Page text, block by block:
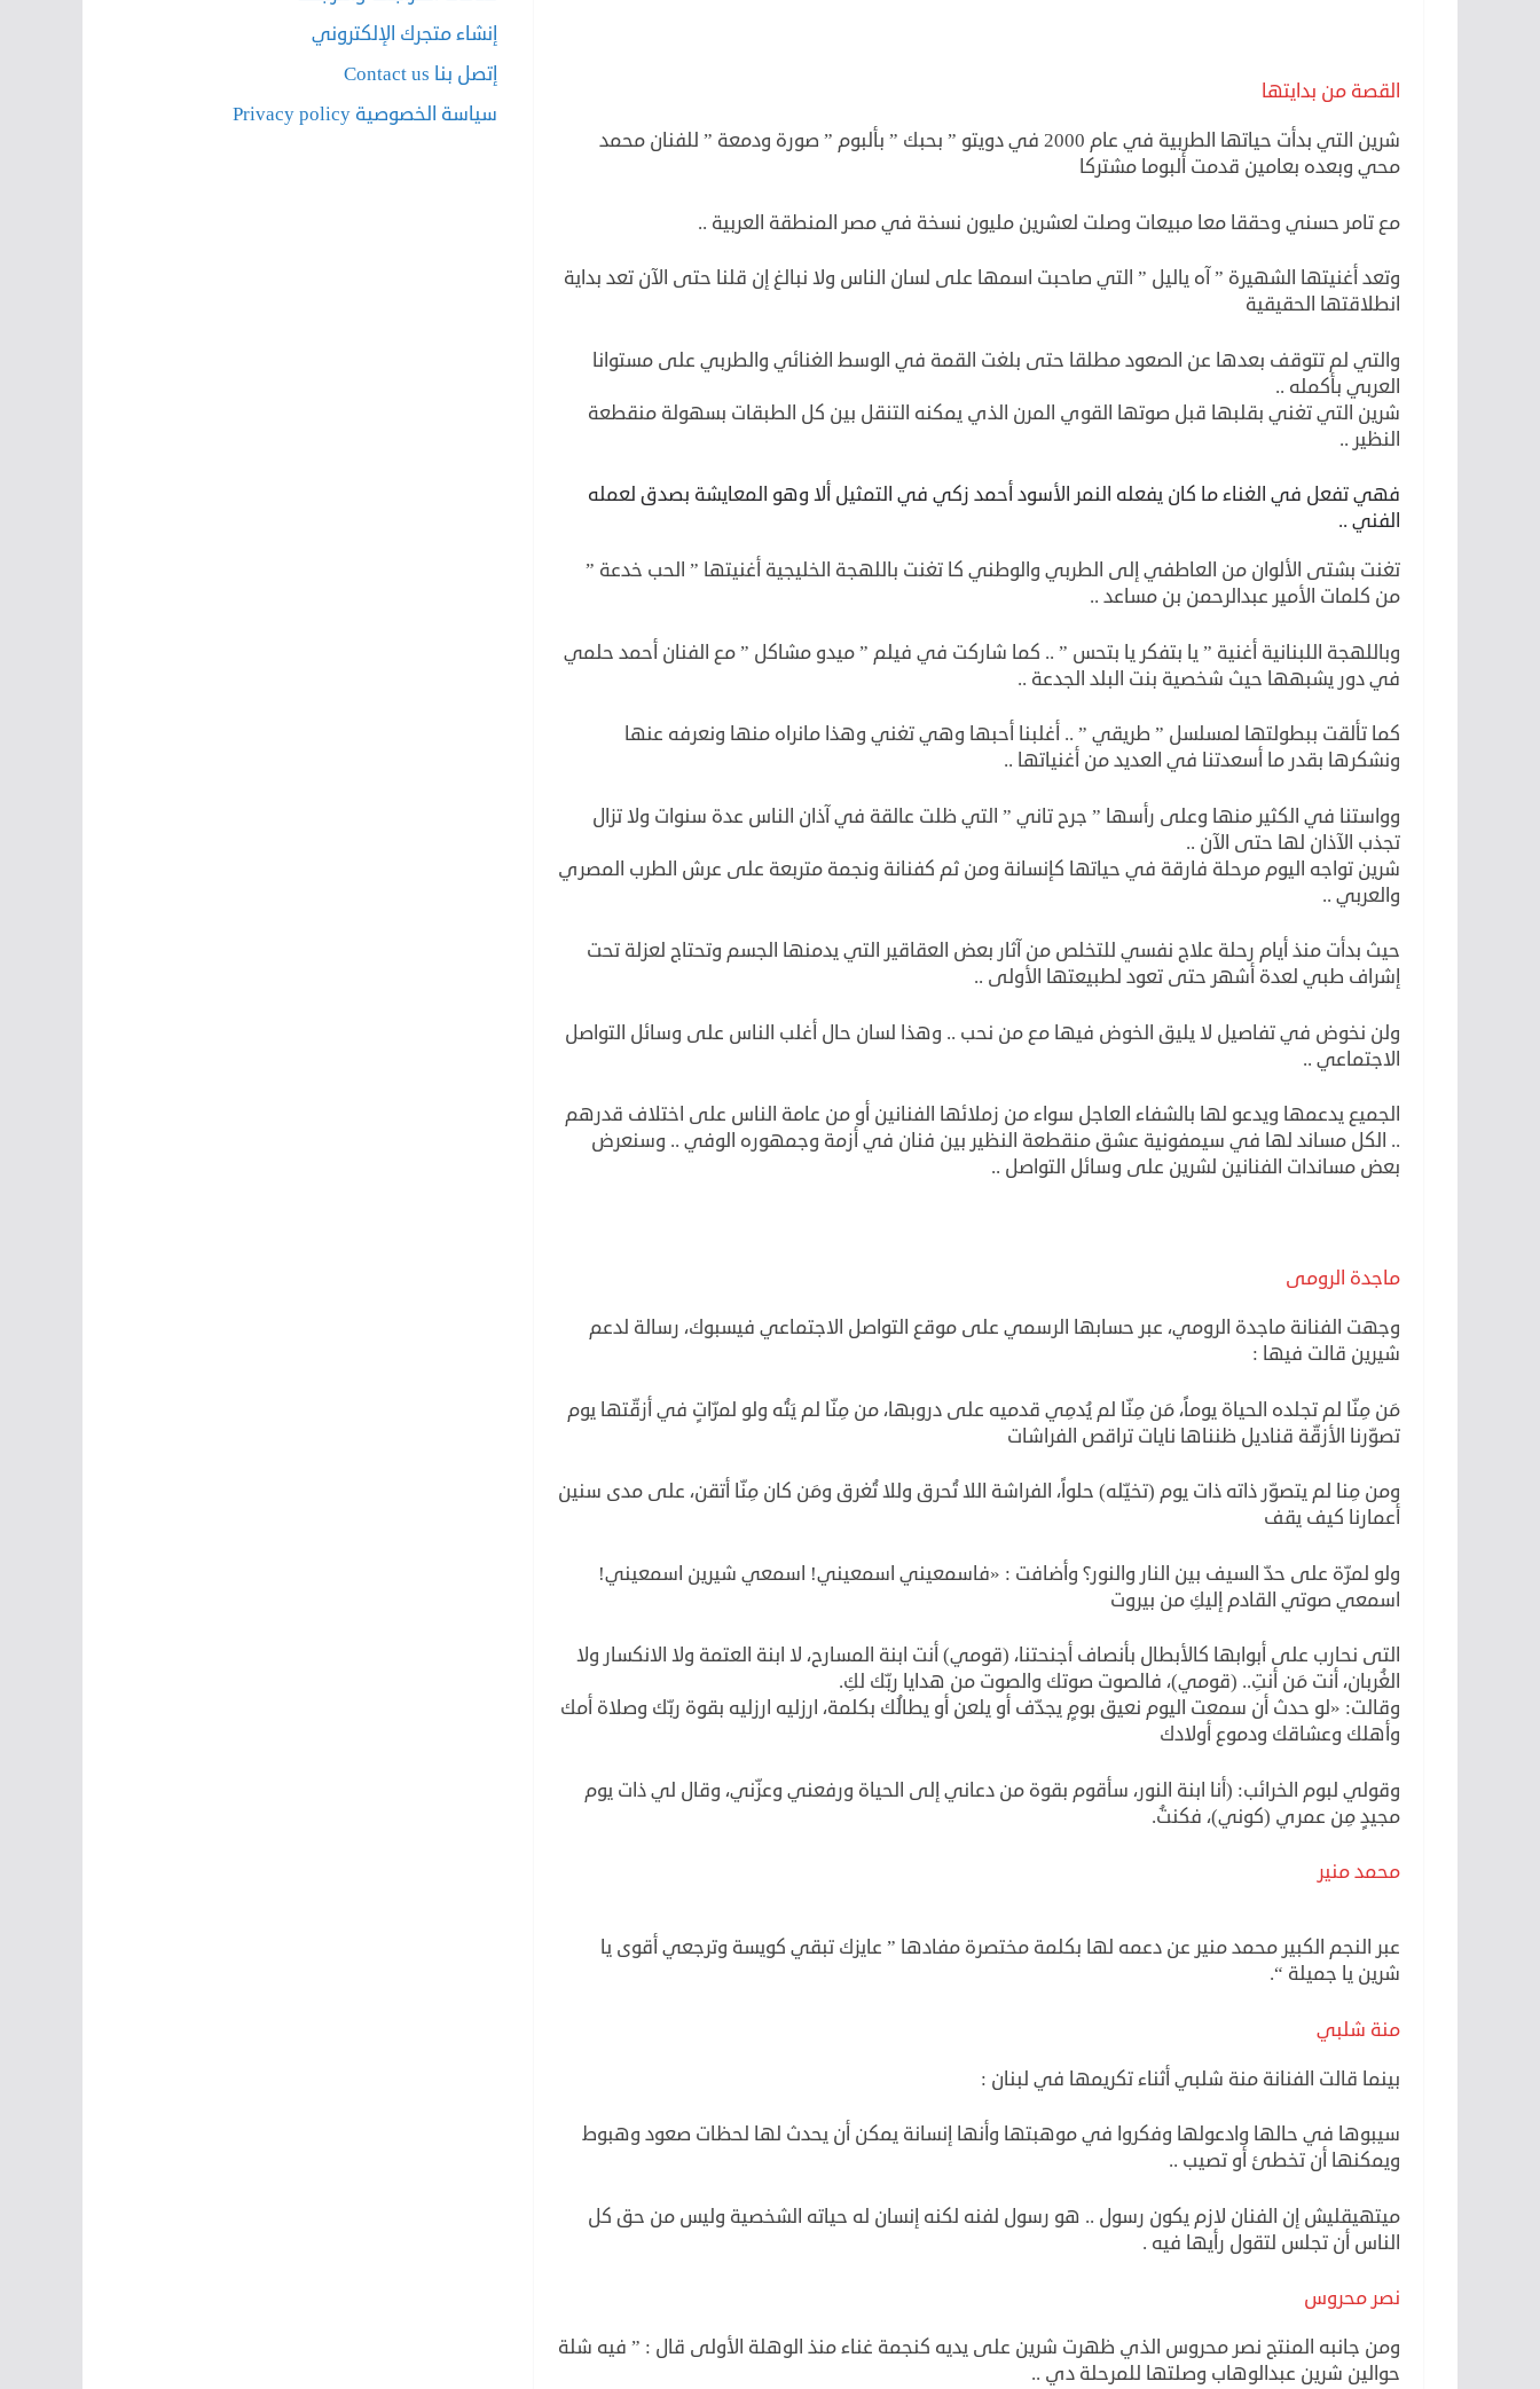
القصة من بدايتها
شرين التي بدأت حياتها الطربية في عام 2000 في دويتو ” بحبك ” بألبوم ” صورة ودمعة ” للفنان محمد
محي وبعده بعامين قدمت ألبوما مشتركا
مع تامر حسني وحققا معا مبيعات وصلت لعشرين مليون نسخة في مصر المنطقة العربية ..
وتعد أغنيتها الشهيرة ” آه ياليل ” التي صاحبت اسمها على لسان الناس ولا نبالغ إن قلنا حتى الآن تعد بداية
انطلاقتها الحقيقية
والتي لم تتوقف بعدها عن الصعود مطلقا حتى بلغت القمة في الوسط الغنائي والطربي على مستوانا
العربي بأكمله ..
شرين التي تغني بقلبها قبل صوتها القوي المرن الذي يمكنه التنقل بين كل الطبقات بسهولة منقطعة
النظير ..
فهي تفعل في الغناء ما كان يفعله النمر الأسود أحمد زكي في التمثيل ألا وهو المعايشة بصدق لعمله
الفني ..
تغنت بشتى الألوان من العاطفي إلى الطربي والوطني كا تغنت باللهجة الخليجية أغنيتها ” الحب خدعة ”
من كلمات الأمير عبدالرحمن بن مساعد ..
وباللهجة اللبنانية أغنية ” يا بتفكر يا بتحس ” .. كما شاركت في فيلم ” ميدو مشاكل ” مع الفنان أحمد حلمي
في دور يشبهها حيث شخصية بنت البلد الجدعة ..
كما تألقت ببطولتها لمسلسل ” طريقي ” .. أغلبنا أحبها وهي تغني وهذا مانراه منها ونعرفه عنها
ونشكرها بقدر ما أسعدتنا في العديد من أغنياتها ..
وواستنا في الكثير منها وعلى رأسها ” جرح تاني ” التي ظلت عالقة في آذان الناس عدة سنوات ولا تزال
تجذب الآذان لها حتى الآن ..
شرين تواجه اليوم مرحلة فارقة في حياتها كإنسانة ومن ثم كفنانة ونجمة متربعة على عرش الطرب المصري
والعربي ..
حيث بدأت منذ أيام رحلة علاج نفسي للتخلص من آثار بعض العقاقير التي يدمنها الجسم وتحتاج لعزلة تحت
إشراف طبي لعدة أشهر حتى تعود لطبيعتها الأولى ..
ولن نخوض في تفاصيل لا يليق الخوض فيها مع من نحب .. وهذا لسان حال أغلب الناس على وسائل التواصل
الاجتماعي ..
الجميع يدعمها ويدعو لها بالشفاء العاجل سواء من زملائها الفنانين أو من عامة الناس على اختلاف قدرهم
.. الكل مساند لها في سيمفونية عشق منقطعة النظير بين فنان في أزمة وجمهوره الوفي .. وسنعرض
بعض مساندات الفنانين لشرين على وسائل التواصل ..
ماجدة الرومى
وجهت الفنانة ماجدة الرومي، عبر حسابها الرسمي على موقع التواصل الاجتماعي فيسبوك، رسالة لدعم
شيرين قالت فيها :
مَن مِنّا لم تجلده الحياة يوماً، مَن مِنّا لم يُدمِي قدميه على دروبها، من مِنّا لم يَتُه ولو لمرّاتٍ في أزقّتها يوم
تصوّرنا الأزقّة قناديل ظنناها نايات تراقص الفراشات
ومن مِنا لم يتصوّر ذاته ذات يوم (تخيّله) حلواً، الفراشة اللا تُحرق وللا تُغرق ومَن كان مِنّا أتقن، على مدى سنين
أعمارنا كيف يقف
ولو لمرّة على حدّ السيف بين النار والنور؟ وأضافت : «فاسمعيني اسمعيني! اسمعي شيرين اسمعيني!
اسمعي صوتي القادم إليكِ من بيروت
التى نحارب على أبوابها كالأبطال بأنصاف أجنحتنا، (قومي) أنت ابنة المسارح، لا ابنة العتمة ولا الانكسار ولا
الغُربان، أنت مَن أنتِ.. (قومي)، فالصوت صوتك والصوت من هدايا ربّك لكِ.
وقالت: «لو حدث أن سمعت اليوم نعيق بومٍ يجدّف أو يلعن أو يطالُك بكلمة، ارزليه ارزليه بقوة ربّك وصلاة أمك
وأهلك وعشاقك ودموع أولادك
وقولي لبوم الخرائب: (أنا ابنة النور، سأقوم بقوة من دعاني إلى الحياة ورفعني وعزّني، وقال لي ذات يوم
مجيدٍ مِن عمري (كوني)، فكنتُ.
محمد منير
عبر النجم الكبير محمد منير عن دعمه لها بكلمة مختصرة مفادها ” عايزك تبقي كويسة وترجعي أقوى يا
شرين يا جميلة “.
منة شلبي
بينما قالت الفنانة منة شلبي أثناء تكريمها في لبنان :
سيبوها في حالها وادعولها وفكروا في موهبتها وأنها إنسانة يمكن أن يحدث لها لحظات صعود وهبوط
ويمكنها أن تخطئ أو تصيب ..
ميتهيقليش إن الفنان لازم يكون رسول .. هو رسول لفنه لكنه إنسان له حياته الشخصية وليس من حق كل
الناس أن تجلس لتقول رأيها فيه .
نصر محروس
ومن جانبه المنتج نصر محروس الذي ظهرت شرين على يديه كنجمة غناء منذ الوهلة الأولى قال : ” فيه شلة
حوالين شرين عبدالوهاب وصلتها للمرحلة دي ..
إنشاء متجرك الإلكتروني
إتصل بنا Contact us
سياسة الخصوصية Privacy policy